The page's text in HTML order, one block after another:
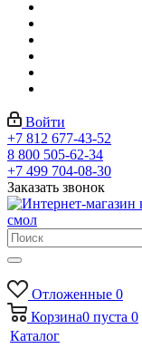
Войти
+7 812 677-43-52
8 800 505-62-34
+7 499 704-08-30
Заказать звонок
Отложенные 0
Корзина0 пуста 0
Каталог